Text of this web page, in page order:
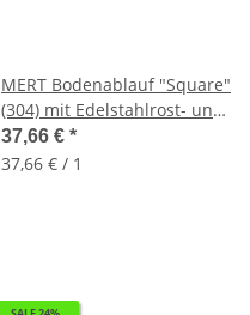
MERT Bodenablauf "Square"
(304) mit Edelstahlrost- und
Rahmen, 100×100 mm
37,66 € *
37,66 € / 1